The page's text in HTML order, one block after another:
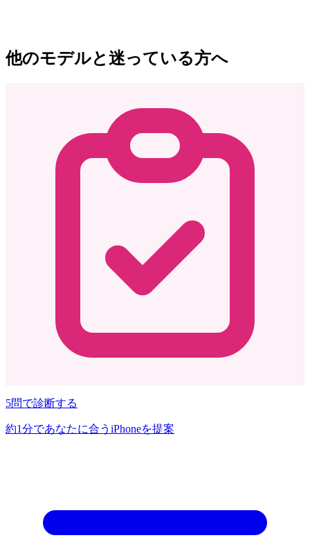
他のモデルと迷っている方へ
5問で診断する
約1分であなたに合うiPhoneを提案